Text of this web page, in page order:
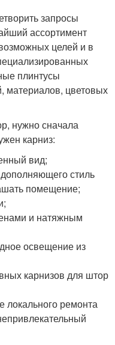
запросы
ассортимент
целей и в
плинтусы
материалов, цветовых
нужно сначала
карниз:
вид;
стиль
помещение;
и натяжным
освещение из
карнизов для штор
локального ремонта